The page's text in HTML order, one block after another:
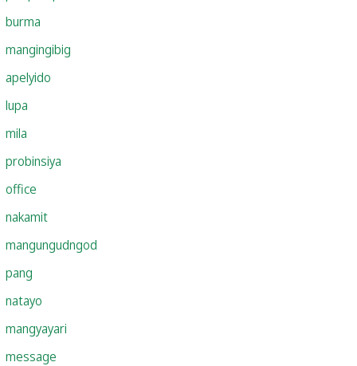
burma
mangingibig
apelyido
lupa
mila
probinsiya
office
nakamit
mangungudngod
pang
natayo
mangyayari
message